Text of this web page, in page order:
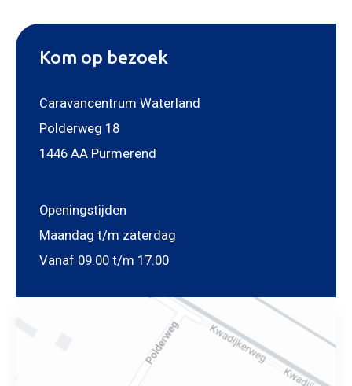
Kom op bezoek
Caravancentrum Waterland
Polderweg 18
1446 AA Purmerend
Openingstijden
Maandag t/m zaterdag
Vanaf 09.00 t/m 17.00